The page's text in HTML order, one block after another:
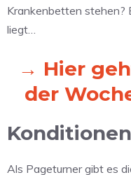
Krankenbetten stehen?
liegt…
→ Hier
der
Konditionen
Als Pageturner gibt es